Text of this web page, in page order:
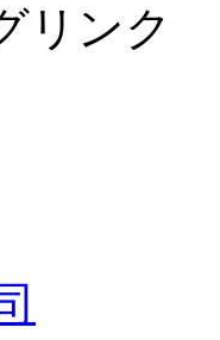
リンク